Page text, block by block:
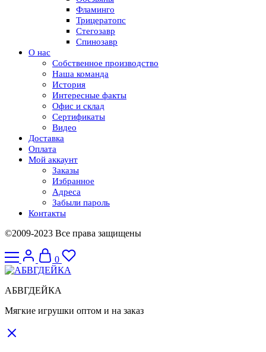
Фламинго
Трицератопс
Стегозавр
Спинозавр
О нас
Собственное производство
Наша команда
История
Интересные факты
Офис и склад
Сертификаты
Видео
Доставка
Оплата
Мой аккаунт
Заказы
Избранное
Адреса
Забыли пароль
Контакты
©2009-2023 Все права защищены
0
АБВГДЕЙКА
Мягкие игрушки оптом и на заказ